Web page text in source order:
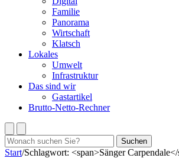
Familie
Panorama
Wirtschaft
Klatsch
Lokales
Umwelt
Infrastruktur
Das sind wir
Gastartikel
Brutto-Netto-Rechner
Suchen
nach:
Suchen
Start/Schlagwort: <span>Sänger